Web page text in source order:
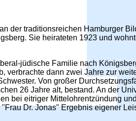
der traditionsreichen Hamburger
Sie heirateten 1923 und
jüdische Familie nach
verbrachte dann zwei Jahre zur
Von großer
26 Jahre alt, bestand. An der
bei eitriger Mittelohrentzündung
Dr. Jonas" Ergebnis eigener